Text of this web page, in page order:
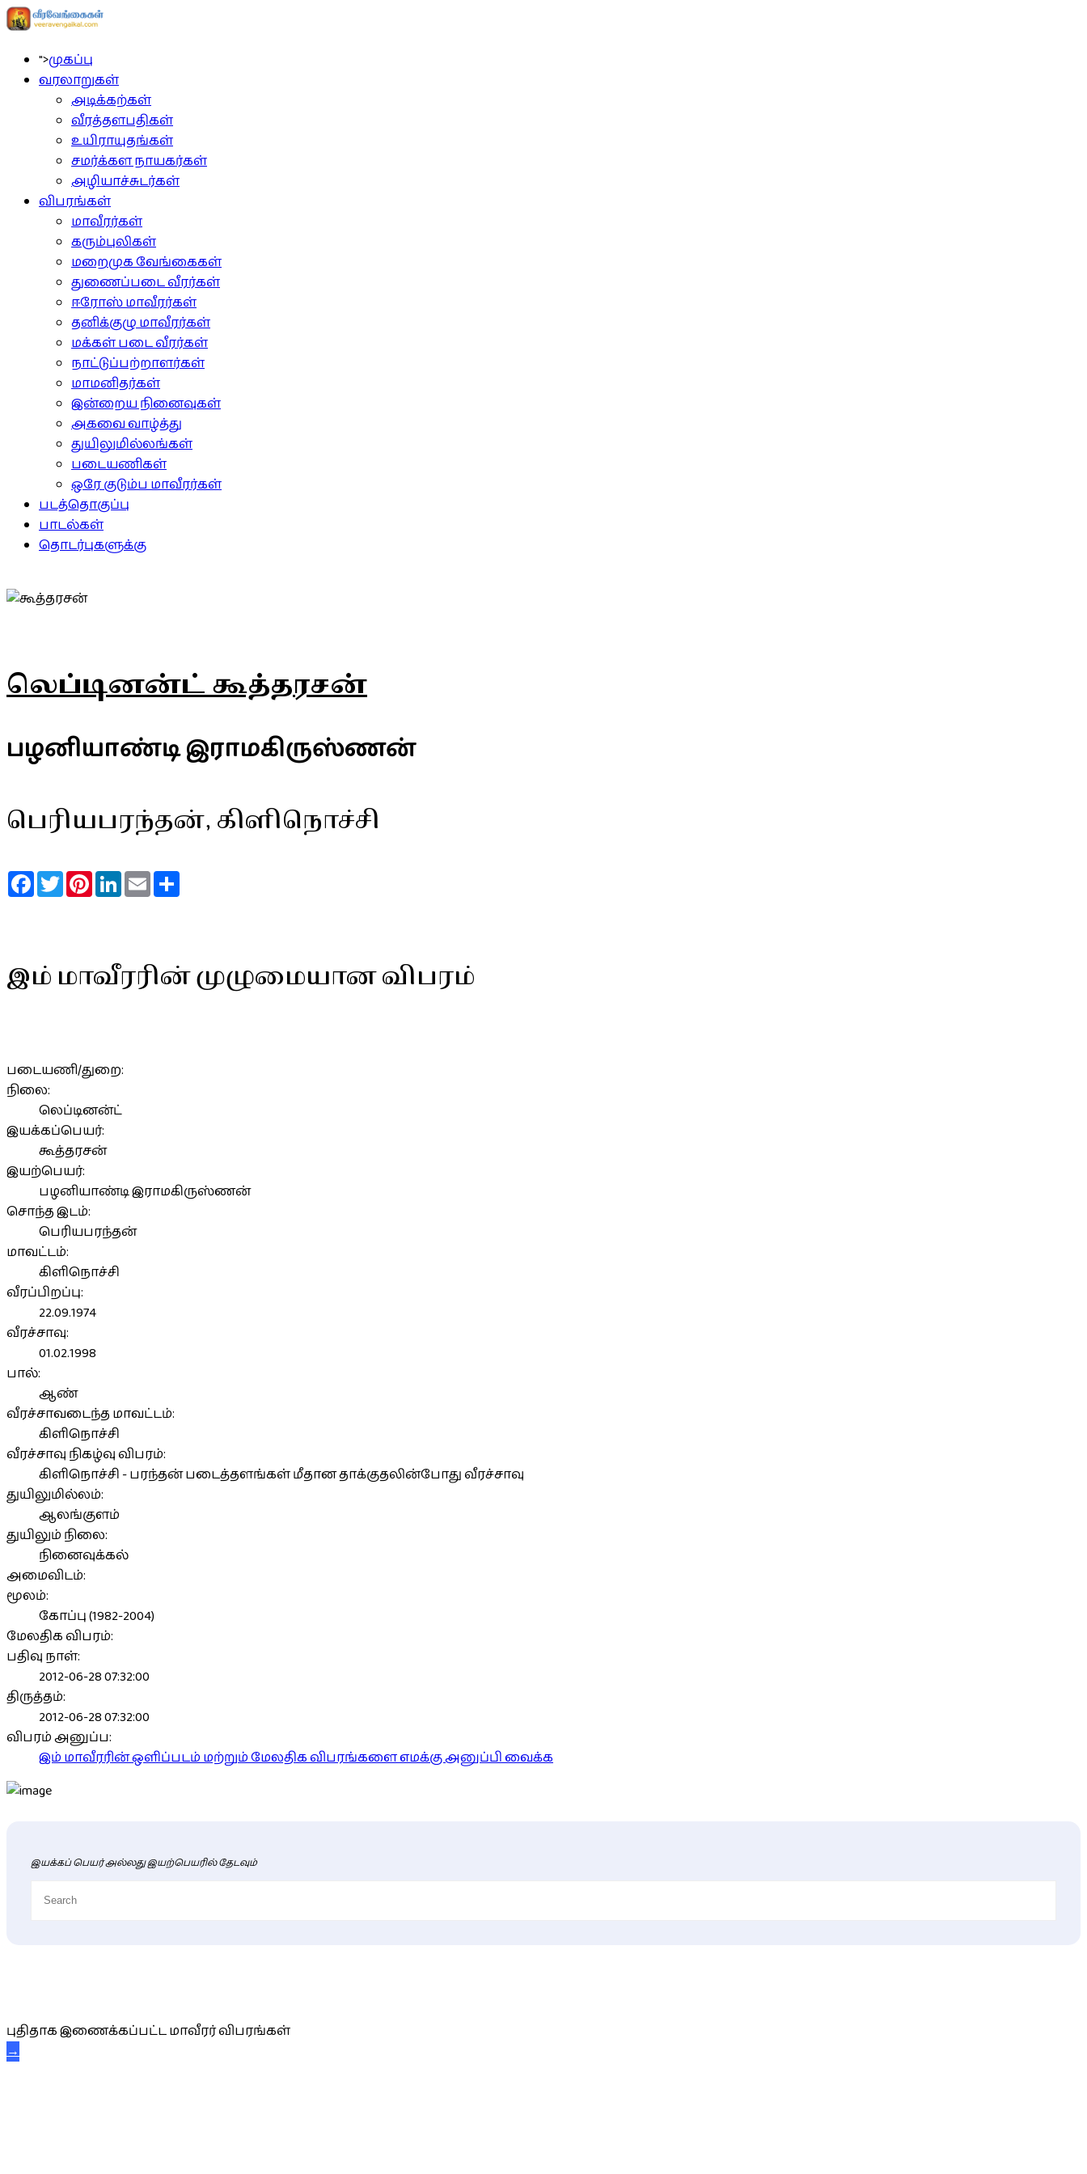
">முகப்பு
வரலாறுகள்
அடிக்கற்கள்
வீரத்தளபதிகள்
உயிராயுதங்கள்
சமர்க்கள நாயகர்கள்
அழியாச்சுடர்கள்
விபரங்கள்
மாவீரர்கள்
கரும்புலிகள்
மறைமுக வேங்கைகள்
துணைப்படை வீரர்கள்
ஈரோஸ் மாவீரர்கள்
தனிக்குழு மாவீரர்கள்
மக்கள் படை வீரர்கள்
நாட்டுப்பற்றாளர்கள்
மாமனிதர்கள்
இன்றைய நினைவுகள்
அகவை வாழ்த்து
துயிலுமில்லங்கள்
படையணிகள்
ஒரே குடும்ப மாவீரர்கள்
படத்தொகுப்பு
பாடல்கள்
தொடர்புகளுக்கு
லெப்டினன்ட் கூத்தரசன்
பழனியாண்டி இராமகிருஸ்ணன்
பெரியபரந்தன், கிளிநொச்சி
FacebookTwitterPinterestLinkedInEmail
இம் மாவீரரின் முழுமையான விபரம்
படையணி/துறை:
நிலை:
லெப்டினன்ட்
இயக்கப்பெயர்:
கூத்தரசன்
இயற்பெயர்:
பழனியாண்டி இராமகிருஸ்ணன்
சொந்த இடம்:
பெரியபரந்தன்
மாவட்டம்:
கிளிநொச்சி
வீரப்பிறப்பு:
22.09.1974
வீரச்சாவு:
01.02.1998
பால்:
ஆண்
வீரச்சாவடைந்த மாவட்டம்:
கிளிநொச்சி
வீரச்சாவு நிகழ்வு விபரம்:
கிளிநொச்சி - பரந்தன் படைத்தளங்கள் மீதான தாக்குதலின்போது வீரச்சாவு
துயிலுமில்லம்:
ஆலங்குளம்
துயிலும் நிலை:
நினைவுக்கல்
அமைவிடம்:
மூலம்:
கோப்பு (1982-2004)
மேலதிக விபரம்:
பதிவு நாள்:
2012-06-28 07:32:00
திருத்தம்:
2012-06-28 07:32:00
விபரம் அனுப்ப:
இம் மாவீரரின் ஒளிப்படம் மற்றும் மேலதிக விபரங்களை எமக்கு அனுப்பி வைக்க
இயக்கப் பெயர் அல்லது இயற்பெயரில் தேடவும்
புதிதாக இணைக்கப்பட்ட மாவீரர் விபரங்கள்
→